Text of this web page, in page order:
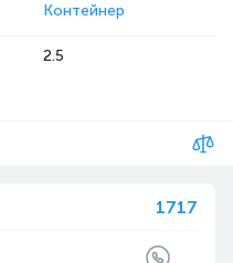
Контейнер
2.5
1717